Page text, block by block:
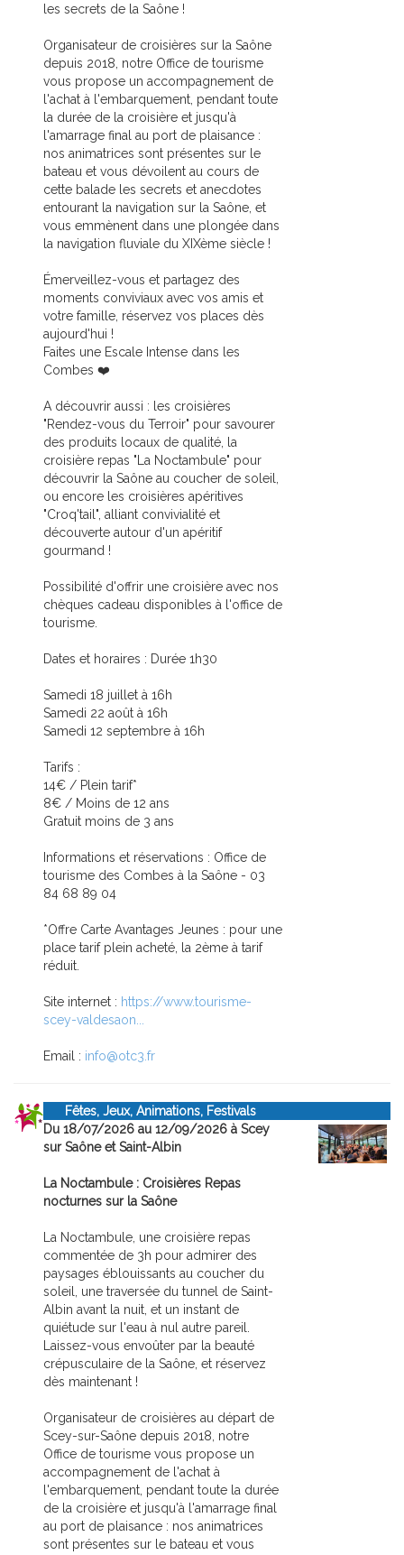
les secrets de la Saône !
Organisateur de croisières sur la Saône
depuis 2018, notre Office de tourisme
vous propose un accompagnement de
l'achat à l'embarquement, pendant toute
la durée de la croisière et jusqu'à
l'amarrage final au port de plaisance :
nos animatrices sont présentes sur le
bateau et vous dévoilent au cours de
cette balade les secrets et anecdotes
entourant la navigation sur la Saône, et
vous emmènent dans une plongée dans
la navigation fluviale du XIXème siècle !
Émerveillez-vous et partagez des
moments conviviaux avec vos amis et
votre famille, réservez vos places dès
aujourd'hui !
Faites une Escale Intense dans les
Combes ❤️
A découvrir aussi : les croisières
"Rendez-vous du Terroir" pour savourer
des produits locaux de qualité, la
croisière repas "La Noctambule" pour
découvrir la Saône au coucher de soleil,
ou encore les croisières apéritives
"Croq'tail", alliant convivialité et
découverte autour d'un apéritif
gourmand !
Possibilité d'offrir une croisière avec nos
chèques cadeau disponibles à l'office de
tourisme.
Dates et horaires : Durée 1h30
Samedi 18 juillet à 16h
Samedi 22 août à 16h
Samedi 12 septembre à 16h
Tarifs :
14€ / Plein tarif*
8€ / Moins de 12 ans
Gratuit moins de 3 ans
Informations et réservations : Office de
tourisme des Combes à la Saône - 03
84 68 89 04
*Offre Carte Avantages Jeunes : pour une
place tarif plein acheté, la 2ème à tarif
réduit.
Site internet : https://www.tourisme-
scey-valdesaon...
Email : info@otc3.fr
Fêtes, Jeux, Animations, Festivals
Du 18/07/2026 au 12/09/2026 à Scey
sur Saône et Saint-Albin
La Noctambule : Croisières Repas
nocturnes sur la Saône
La Noctambule, une croisière repas
commentée de 3h pour admirer des
paysages éblouissants au coucher du
soleil, une traversée du tunnel de Saint-
Albin avant la nuit, et un instant de
quiétude sur l'eau à nul autre pareil.
Laissez-vous envoûter par la beauté
crépusculaire de la Saône, et réservez
dès maintenant !
Organisateur de croisières au départ de
Scey-sur-Saône depuis 2018, notre
Office de tourisme vous propose un
accompagnement de l'achat à
l'embarquement, pendant toute la durée
de la croisière et jusqu'à l'amarrage final
au port de plaisance : nos animatrices
sont présentes sur le bateau et vous